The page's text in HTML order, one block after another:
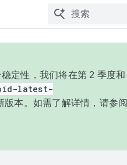
定性，我们将在第 2 季度和
latest-
本。如需了解详情，请参阅